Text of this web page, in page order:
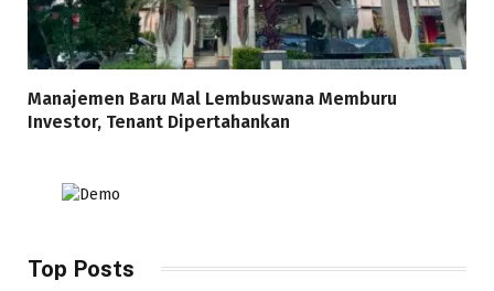
Manajemen Baru Mal Lembuswana Memburu
Investor, Tenant Dipertahankan
Top Posts